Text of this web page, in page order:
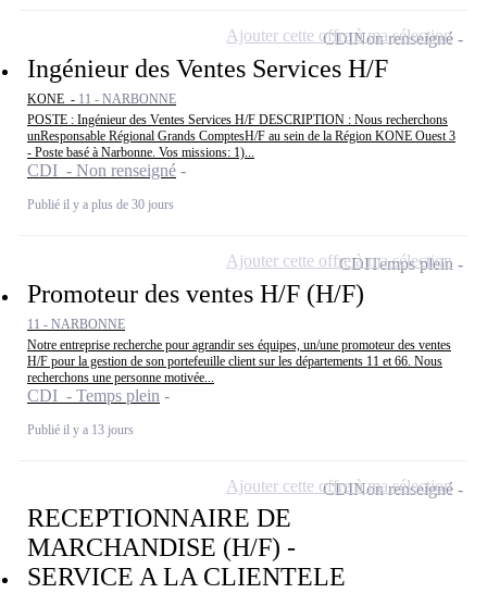
Ingénieur des Ventes Services H/F
KONE - 11 - NARBONNE
POSTE : Ingénieur des Ventes Services H/F DESCRIPTION : Nous recherchons
unResponsable Régional Grands ComptesH/F au sein de la Région KONE Ouest 3
- Poste basé à Narbonne. Vos missions: 1)...
CDI - Non renseigné
Publié il y a plus de 30 jours
CDINon renseigné
Ajouter cette offre à ma sélection
Promoteur des ventes H/F (H/F)
11 - NARBONNE
Notre entreprise recherche pour agrandir ses équipes, un/une promoteur des ventes
H/F pour la gestion de son portefeuille client sur les départements 11 et 66. Nous
recherchons une personne motivée...
CDI - Temps plein
Publié il y a 13 jours
CDITemps plein
Ajouter cette offre à ma sélection
RECEPTIONNAIRE DE
MARCHANDISE (H/F) -
SERVICE A LA CLIENTELE
CDINon renseigné
Ajouter cette offre à ma sélection